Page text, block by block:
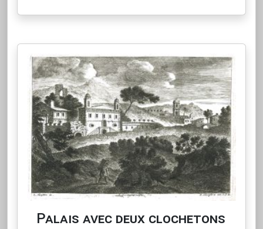
Palais avec deux clochetons